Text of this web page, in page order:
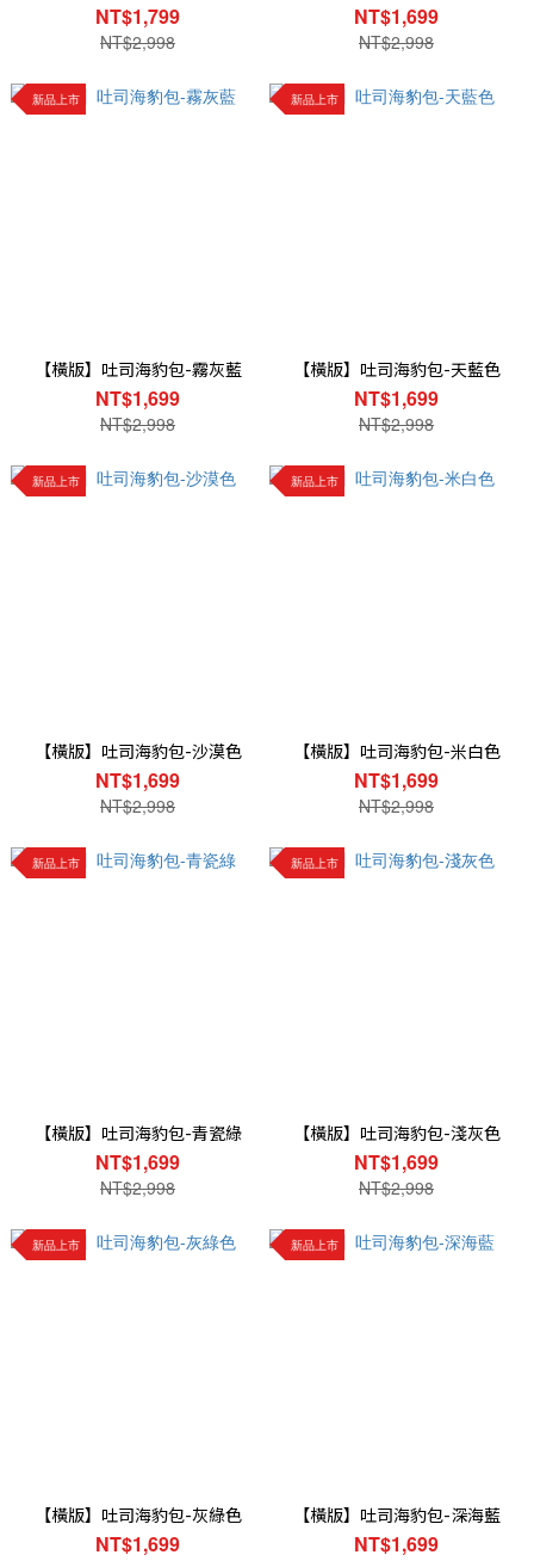
NT$1,799
NT$2,998
NT$1,699
NT$2,998
新品上市
【橫版】吐司海豹包-霧灰藍
NT$1,699
NT$2,998
新品上市
【橫版】吐司海豹包-天藍色
NT$1,699
NT$2,998
新品上市
【橫版】吐司海豹包-沙漠色
NT$1,699
NT$2,998
新品上市
【橫版】吐司海豹包-米白色
NT$1,699
NT$2,998
新品上市
【橫版】吐司海豹包-青瓷綠
NT$1,699
NT$2,998
新品上市
【橫版】吐司海豹包-淺灰色
NT$1,699
NT$2,998
新品上市
【橫版】吐司海豹包-灰綠色
NT$1,699
新品上市
【橫版】吐司海豹包-深海藍
NT$1,699